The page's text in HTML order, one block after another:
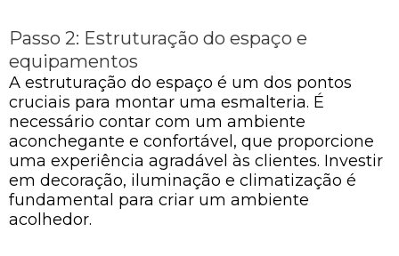
Passo 2: Estruturação do espaço e
equipamentos
A estruturação do espaço é um dos pontos
cruciais para montar uma esmalteria. É
necessário contar com um ambiente
aconchegante e confortável, que proporcione
uma experiência agradável às clientes. Investir
em decoração, iluminação e climatização é
fundamental para criar um ambiente
acolhedor.